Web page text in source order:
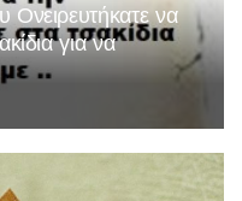
Ονειρευτήκατε να
για να